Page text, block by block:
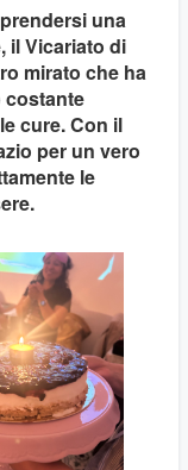
una
il Vicariato di
mirato che ha
cure. Con il
per un vero
le